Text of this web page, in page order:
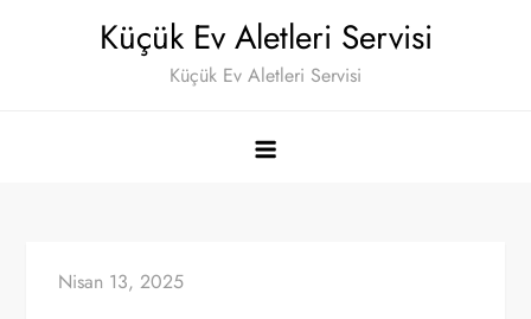
Küçük Ev Aletleri Servisi
Küçük Ev Aletleri Servisi